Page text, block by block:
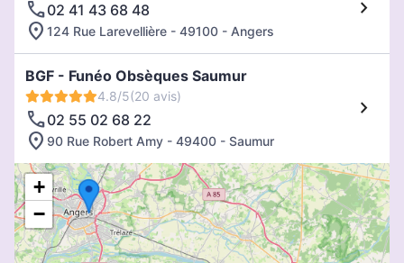
02 41 43 68 48
124 Rue Larevellière - 49100 - Angers
BGF - Funéo Obsèques Saumur
4.8/5(20 avis)
02 55 02 68 22
90 Rue Robert Amy - 49400 - Saumur
+
−